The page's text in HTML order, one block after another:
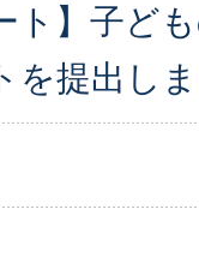
ト】子ど
を提出しま